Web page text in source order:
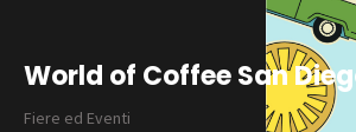
World of Coffee San
Fiere ed Eventi